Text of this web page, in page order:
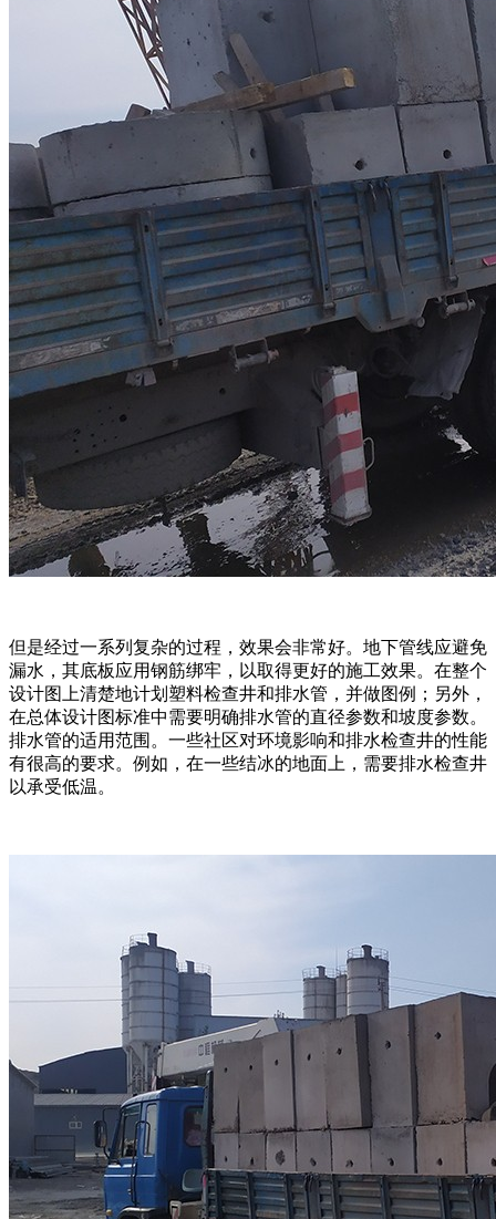
但是经过一系列复杂的过程，效果会非常好。地下管线应避免
漏水，其底板应用钢筋绑牢，以取得更好的施工效果。在整个
设计图上清楚地计划塑料检查井和排水管，并做图例；另外，
在总体设计图标准中需要明确排水管的直径参数和坡度参数。
排水管的适用范围。一些社区对环境影响和排水检查井的性能
有很高的要求。例如，在一些结冰的地面上，需要排水检查井
以承受低温。